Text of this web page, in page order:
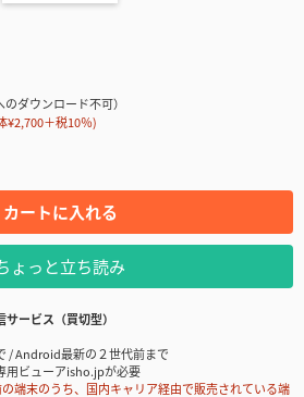
ダウンロード不可）
¥2,700＋税10％)
カートに入れる
ょっと立ち読み
ービス（買切型）
/ Android最新の２世代前まで
用ビューアisho.jpが必要
末のうち、国内キャリア経由で販売されている端